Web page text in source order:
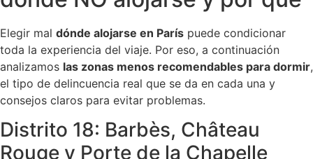
Elegir mal dónde alojarse en París puede condicionar
toda la experiencia del viaje. Por eso, a continuación
analizamos las zonas menos recomendables para dormir,
el tipo de delincuencia real que se da en cada una y
consejos claros para evitar problemas.
Distrito 18: Barbès, Château
Rouge y Porte de la Chapelle